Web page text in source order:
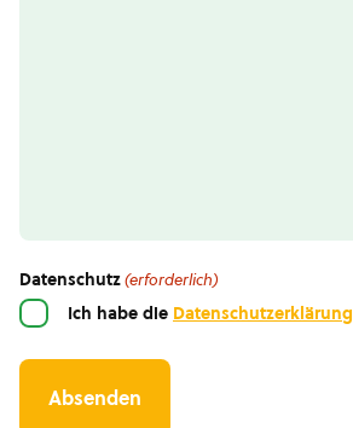
Datenschutz(erforderlich)
Ich habe die Datenschutzerklärung